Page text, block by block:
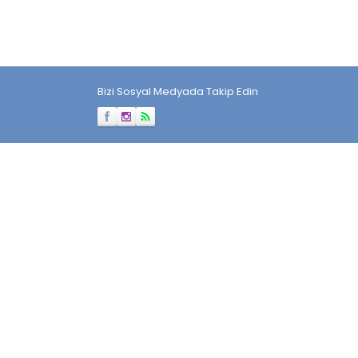
Bizi Sosyal Medyada Takip Edin